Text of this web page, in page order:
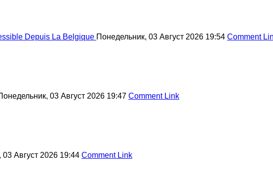
Depuis La Belgique Понедельник, 03 Август 2026 19:54 Comment
03 Август 2026 19:47 Comment Link
03 Август 2026 19:44 Comment Link